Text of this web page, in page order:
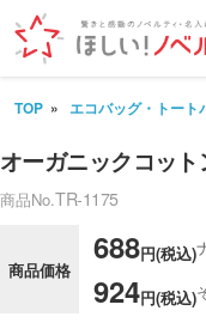
TOP エコバッグ・トート
オーガニックコッ
商品No.TR-1175
商品価格
688円(税込)
924円(税込)